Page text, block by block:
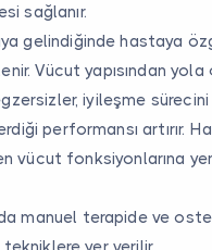
sağlanır.
gelindiğinde hastaya
Vücut yapısından yola
iyileşme
performansı artırır.
vücut fonksiyonlarına
manuel terapide ve